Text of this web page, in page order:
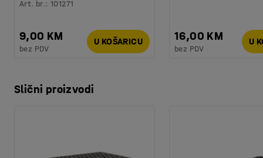
Art. br.:101271
9,00 KM
bez PDV
U KOŠARICU 16,00 KM
bez PDV
U
Slični proizvodi